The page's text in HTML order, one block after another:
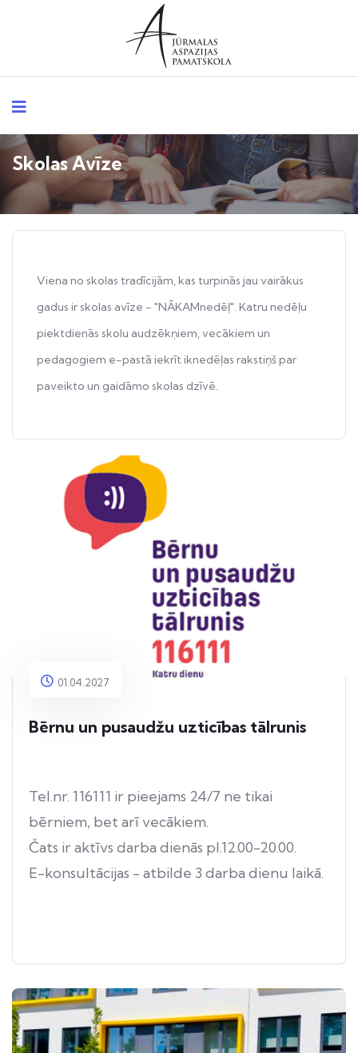
Skolas Avīze
Viena no skolas tradīcijām, kas turpinās jau vairākus
gadus ir skolas avīze - "NĀKAMnedēļ". Katru nedēļu
piektdienās skolu audzēkņiem, vecākiem un
pedagogiem e-pastā iekrīt iknedēļas rakstiņš par
paveikto un gaidāmo skolas dzīvē.
01.04.2027
Bērnu un pusaudžu uzticības tālrunis
Tel.nr. 116111 ir pieejams 24/7 ne tikai
bērniem, bet arī vecākiem.
Čats ir aktīvs darba dienās pl.12.00-20.00.
E-konsultācijas - atbilde 3 darba dienu laikā.